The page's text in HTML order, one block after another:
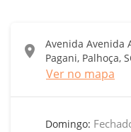
location_on
Avenida Avenida
Pagani, Palhoça,
Ver no mapa
Domingo: